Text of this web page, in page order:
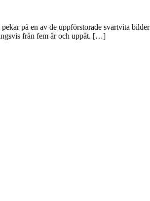
på en av de uppförstorade svartvita
från fem år och uppåt. […]